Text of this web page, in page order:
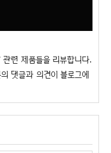
련 제품들을 리뷰합니다.
댓글과 의견이 블로그에